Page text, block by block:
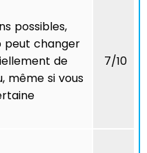
possibles,
changer
de
même si vous
7/10